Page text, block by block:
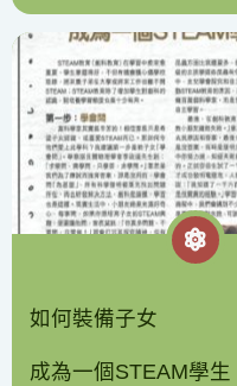
如何裝備子女
成為一個STEAM學生